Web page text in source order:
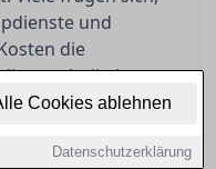
Cookies ablehnen
Datenschutzerklärung
und
die
Artikel
Rechnungen
unternehmen